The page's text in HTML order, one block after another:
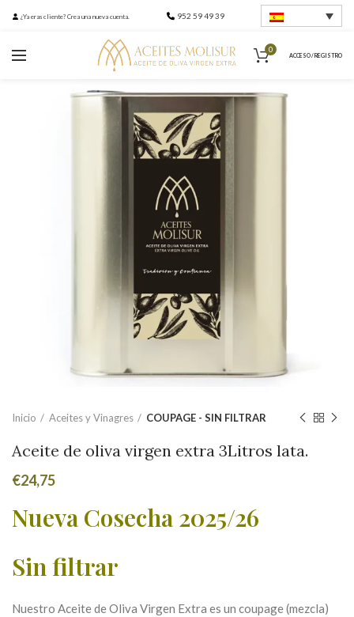
¿Ya eras cliente? Crea una nueva cuenta. 952 59 49 39
0
ACCESO / REGISTRO
Inicio Aceites y Vinagres COUPAGE - SIN FILTRAR
Aceite de oliva virgen extra 3Litros lata.
€24,75
Nueva Cosecha 2025/26
Sin filtrar
Nuestro Aceite de Oliva Virgen Extra es un coupage (mezcla)